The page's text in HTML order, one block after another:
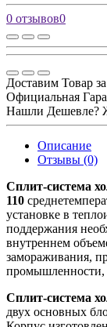
0 отзывов0
Доставим Товар
Официальная
Нашли Дешевле?
Описание
Отзывы (0)
Сплит-система
110
установке в
поддержания
внутреннем
замораживания,
промышленности,
Сплит-система
двух основных